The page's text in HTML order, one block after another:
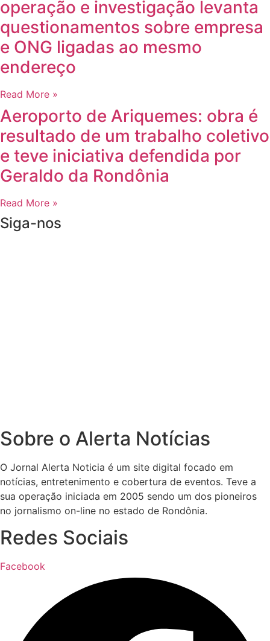
Recentes
Homem sofre descarga elétrica
durante trabalho em prédio na
operação e investigação levanta
questionamentos sobre empresa
e ONG ligadas ao mesmo
endereço
Aeroporto de Ariquemes: obra é
resultado de um trabalho coletivo
e teve iniciativa defendida por
Geraldo da Rondônia
Read More »